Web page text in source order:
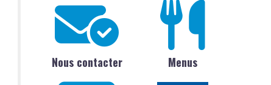
Nous contacter Menus